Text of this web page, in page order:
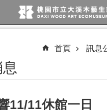
區塊
首頁 訊息
11/11休館一日